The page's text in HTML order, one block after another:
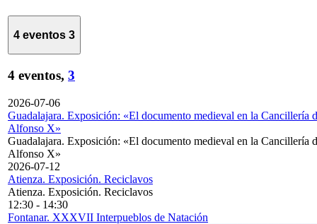
4 eventos 3
4 eventos, 3
2026-07-06
Guadalajara. Exposición: «El documento medieval en la Cancillería
Alfonso X»
Guadalajara. Exposición: «El documento medieval en la Cancillería
Alfonso X»
2026-07-12
Atienza. Exposición. Reciclavos
Atienza. Exposición. Reciclavos
12:30 - 14:30
Fontanar. XXXVII Interpueblos de Natación